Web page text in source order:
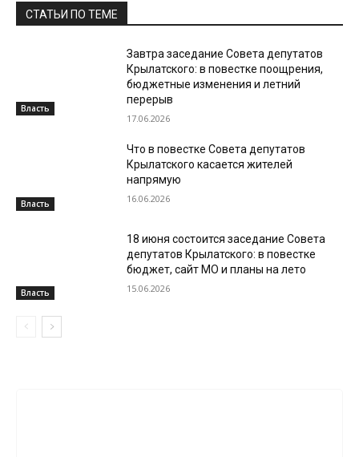
СТАТЬИ ПО ТЕМЕ
Власть
Завтра заседание Совета депутатов
Крылатского: в повестке поощрения,
бюджетные изменения и летний
перерыв
17.06.2026
Власть
Что в повестке Совета депутатов
Крылатского касается жителей
напрямую
16.06.2026
Власть
18 июня состоится заседание Совета
депутатов Крылатского: в повестке
бюджет, сайт МО и планы на лето
15.06.2026